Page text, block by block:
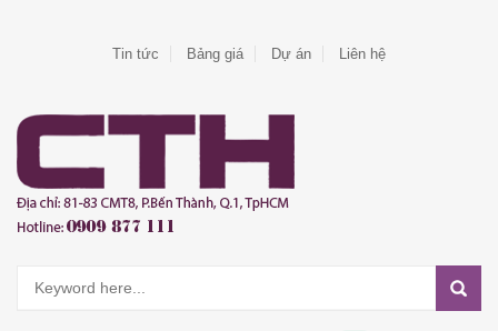
Tin tức Bảng giá Dự án Liên hệ